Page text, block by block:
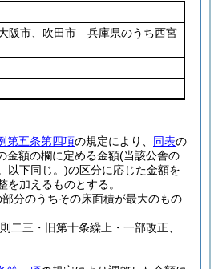
阪市、吹田市 兵庫県のうち西宮
第五条第四項の規定により、 同表の
金額の欄に定める金額(当該公舎の
以下同じ。)の区分に応じた金額を
加えるものとする。
分のうちその床面積が最大のもの
二三・旧第十条繰上・一部改正、